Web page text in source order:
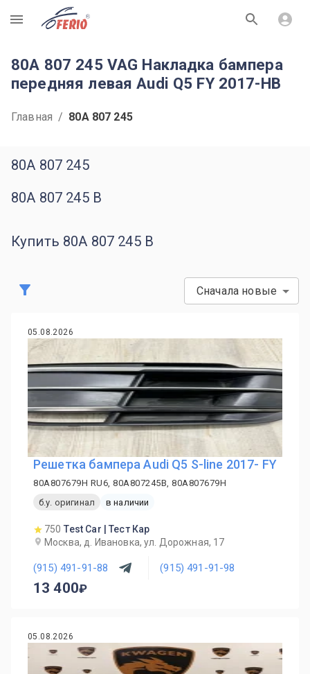
R
80A 807 245 VAG Накладка бампера
передняя левая Audi Q5 FY 2017-НВ
Главная / 80A 807 245
80A 807 245
80A 807 245 B
Купить 80A 807 245 B
Сначала новые
05.08.2026
Решетка бампера Audi Q5 S-line 2017- FY
80A807679H RU6, 80A807245B, 80A807679H
б.у. оригинал
в наличии
750 Test Car | Тест Кар
Москва, д. Ивановка, ул. Дорожная, 17
(915) 491-91-88 (915) 491-91-98
13 400
05.08.2026